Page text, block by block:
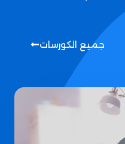
جميع الكورسات